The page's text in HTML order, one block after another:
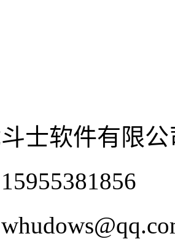
士软件有限公